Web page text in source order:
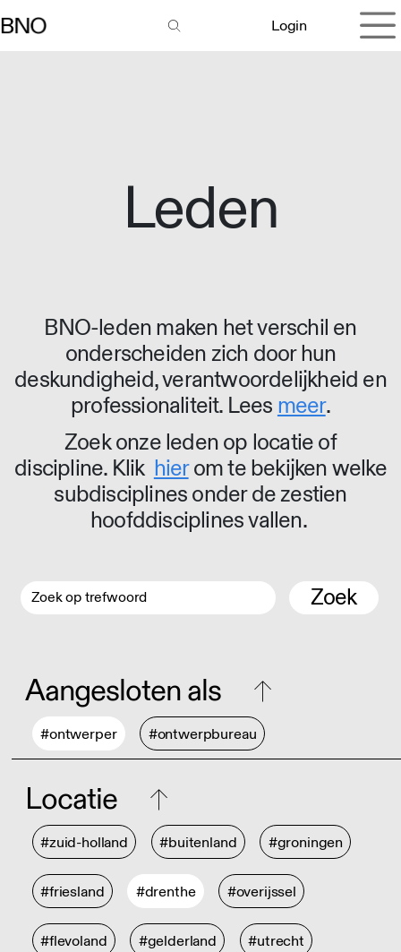
Login
Leden
BNO-leden maken het verschil en
onderscheiden zich door hun
deskundigheid, verantwoordelijkheid en
professionaliteit. Lees meer.
Zoek onze leden op locatie of
discipline. Klik hierom te bekijken welke
subdisciplines onder de zestien
hoofddisciplines vallen.
Zoek
Aangesloten als
#ontwerper #ontwerpbureau
Locatie
#zuid-holland #buitenland #groningen
#friesland #drenthe #overijssel
#flevoland #gelderland #utrecht